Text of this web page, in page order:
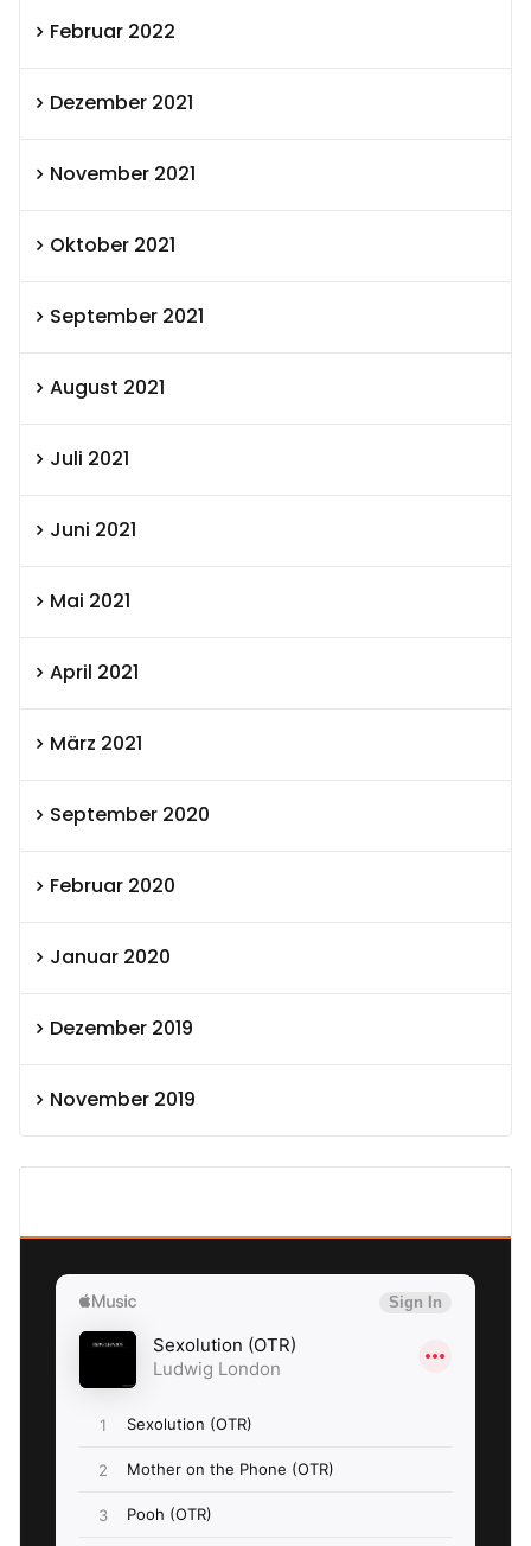
Februar 2022
Dezember 2021
November 2021
Oktober 2021
September 2021
August 2021
Juli 2021
Juni 2021
Mai 2021
April 2021
März 2021
September 2020
Februar 2020
Januar 2020
Dezember 2019
November 2019